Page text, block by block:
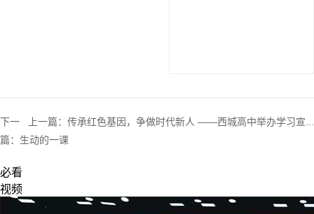
上一篇： 传承红色基因，争做时代新人 ——西城高中举办学习宣...
下一
篇： 生动的一课
必看
视频